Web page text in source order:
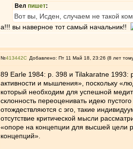
Вел пишет:
Вот вы, Исден, случаем не такой
а!!! вы наверное тот самый начальник!!
№413442 Добавлено: Пт 11 Май 18, 23:26 (8 лет
89 Earle 1984: p. 398 и Tilakaratne 1993:
активности и мышления», поскольку
который необходим для успешной
склонность переоценивать идею
отождествляются с эго, такие
отсутствие критической мысли
«опоре на концепции для высшей цели
концепций».